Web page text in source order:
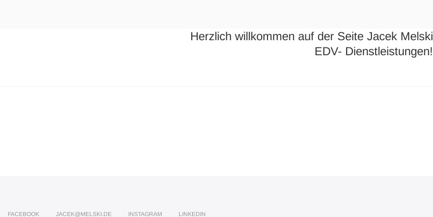
Herzlich willkommen auf der Seite Jacek Melski
EDV- Dienstleistungen!
FACEBOOK JACEK@MELSKI.DE INSTAGRAM LINKEDIN